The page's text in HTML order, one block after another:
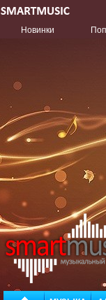
Новинки